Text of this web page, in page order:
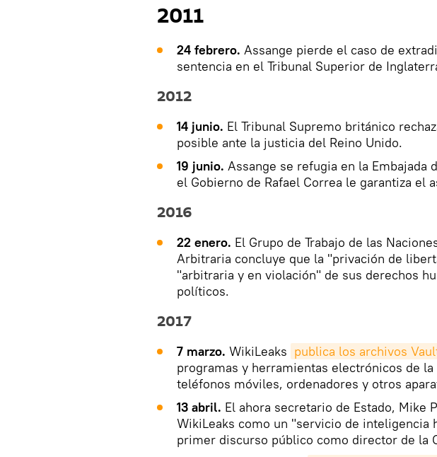
2011
24 febrero. Assange pierde el caso de
sentencia en el Tribunal Superior de
2012
14 junio. El Tribunal Supremo británico
posible ante la justicia del Reino Unido.
19 junio. Assange se refugia en la Embajada
el Gobierno de Rafael Correa le garantiza el
2016
22 enero. El Grupo de Trabajo de las
Arbitraria concluye que la "privación de
"arbitraria y en violación" de sus derechos
políticos.
2017
7 marzo. WikiLeaks publica los archivos
programas y herramientas electrónicos de
teléfonos móviles, ordenadores y otros
13 abril. El ahora secretario de Estado, Mike
WikiLeaks como un "servicio de inteligencia
primer discurso público como director de la